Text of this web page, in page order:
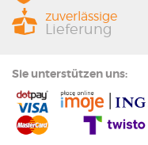
zuverlässige
Lieferung
Sie unterstützen uns: